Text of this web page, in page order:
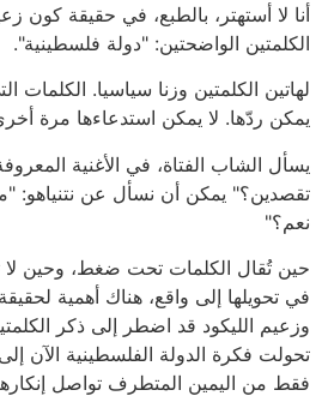
أنا لا أستهتر، بالطبع، في حقيقة كون
الكلمتين الواضحتين: "دولة فلسطينية".
لهاتين الكلمتين وزنا سياسيا. الكلمات
يمكن ردّها. لا يمكن استدعاءها مرة
يسأل الشاب الفتاة، في الأغنية
تقصدين؟" يمكن أن نسأل عن نتنياهو:
نعم؟"
حين تُقال الكلمات تحت ضغط، وحين لا
في تحويلها إلى واقع، هناك أهمية
وزعيم الليكود قد اضطر إلى ذكر
تحولت فكرة الدولة الفلسطينية الآن
فقط من اليمين المتطرف تواصل